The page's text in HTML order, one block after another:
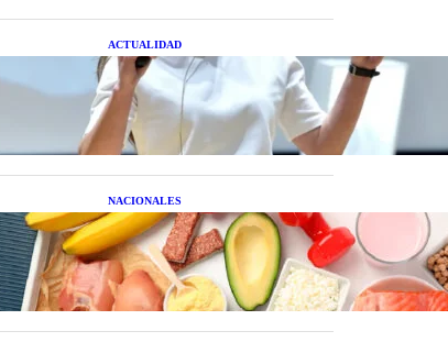
ACTUALIDAD
La startup creada por una
salteña que busca resolver el
estrés financiero en
Latinoamérica
NACIONALES
Nutrición inteligente: Cinco
superalimentos de temporada
que deberías sumar a tu dieta
este mes